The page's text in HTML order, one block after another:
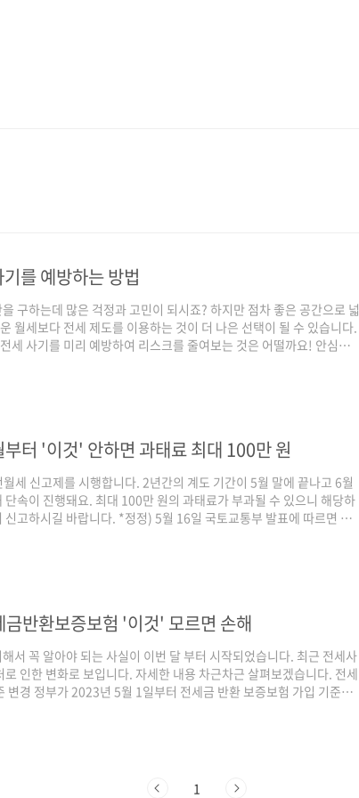
를 예방하는 방법
구하는데 많은 걱정과 고민이 되시죠? 하지만 점차 좋은 공간으로 넓
월세보다 전세 제도를 이용하는 것이 더 나은 선택이 될 수 있습니다.
세 사기를 미리 예방하여 리스크를 줄여보는 것은 어떨까요! 안심전세
파트 평형별 매매 시세를 제공합니다. 2. 경매 낙찰가율, 지역 평균 전
터 '이것' 안하면 과태료 최대 100만 원
세 신고제를 시행합니다. 2년간의 계도 기간이 5월 말에 끝나고 6월
단속이 진행돼요. 최대 100만 원의 과태료가 부과될 수 있으니 해당하
신고하시길 바랍니다. *정정) 5월 16일 국토교통부 발표에 따르면 신
약. *2021년 5월에 진행한 계약이 2년 지난 후 갱신계약을 했다면 신
금반환보증보험 '이것' 모르면 손해
서 꼭 알아야 되는 사실이 이번 달 부터 시작되었습니다. 최근 전세사
로 인한 변화로 보입니다. 자세한 내용 차근차근 살펴보겠습니다. 전세
변경 정부가 2023년 5월 1일부터 전세금 반환 보증보험 가입 기준을
게 된 것인데요. 정부의 의도는 집을 매매하거나 투자하는 경우 자신
1